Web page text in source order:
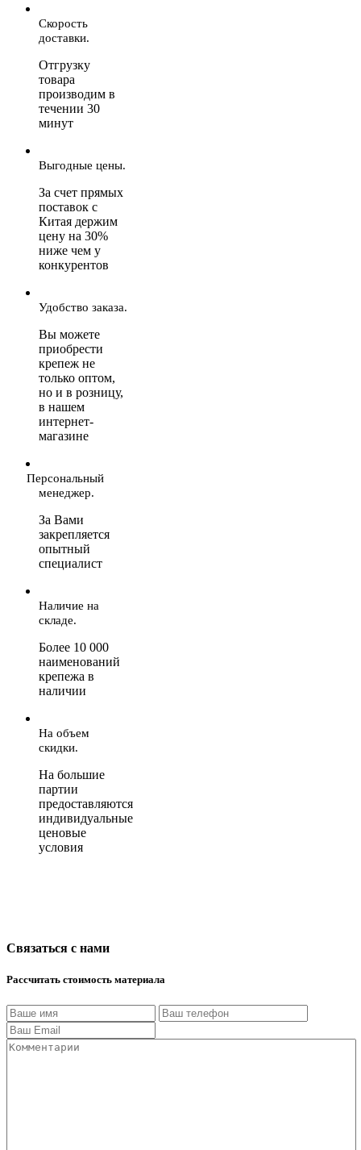
Скорость
доставки.
Отгрузку
товара
производим в
течении 30
минут
Выгодные цены.
За счет прямых
поставок с
Китая держим
цену на 30%
ниже чем у
конкурентов
Удобство заказа.
Вы можете
приобрести
крепеж не
только оптом,
но и в розницу,
в нашем
интернет-
магазине
Персональный
менеджер.
За Вами
закрепляется
опытный
специалист
Наличие на
складе.
Более 10 000
наименований
крепежа в
наличии
На объем
скидки.
На большие
партии
предоставляются
индивидуальные
ценовые
условия
Связаться с нами
Рассчитать стоимость материала